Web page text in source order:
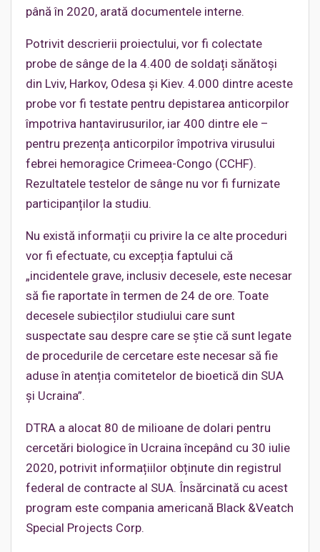
până în 2020, arată documentele interne.
Potrivit descrierii proiectului, vor fi colectate
probe de sânge de la 4.400 de soldați sănătoși
din Lviv, Harkov, Odesa și Kiev. 4.000 dintre aceste
probe vor fi testate pentru depistarea anticorpilor
împotriva hantavirusurilor, iar 400 dintre ele –
pentru prezența anticorpilor împotriva virusului
febrei hemoragice Crimeea-Congo (CCHF).
Rezultatele testelor de sânge nu vor fi furnizate
participanților la studiu.
Nu există informații cu privire la ce alte proceduri
vor fi efectuate, cu excepția faptului că
„incidentele grave, inclusiv decesele, este necesar
să fie raportate în termen de 24 de ore. Toate
decesele subiecților studiului care sunt
suspectate sau despre care se știe că sunt legate
de procedurile de cercetare este necesar să fie
aduse în atenția comitetelor de bioetică din SUA
și Ucraina”.
DTRA a alocat 80 de milioane de dolari pentru
cercetări biologice în Ucraina începând cu 30 iulie
2020, potrivit informațiilor obținute din registrul
federal de contracte al SUA. Însărcinată cu acest
program este compania americană Black &Veatch
Special Projects Corp.